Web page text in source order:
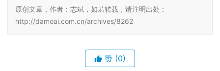
原创文章，作者：志斌，如若转载，请注明出处：
http://damoai.com.cn/archives/8262
赞 (0)